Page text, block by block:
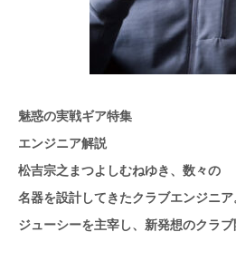
魅惑の実戦ギア特集
エンジニア解説
松吉宗之まつよしむねゆき、数々の
名器を設計してきたクラブエンジニア
ジューシーを主宰し、新発想のクラブ